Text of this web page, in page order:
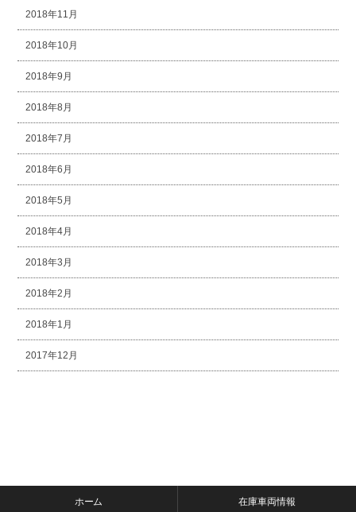
2018年11月
2018年10月
2018年9月
2018年8月
2018年7月
2018年6月
2018年5月
2018年4月
2018年3月
2018年2月
2018年1月
2017年12月
ホーム 在庫車両情報